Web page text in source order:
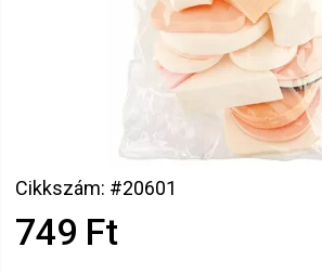
Cikkszám: #20601
749 Ft